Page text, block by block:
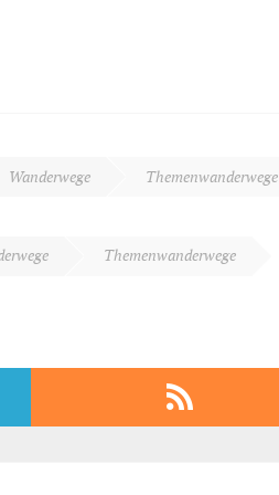
Wanderwege Themenwanderwege
Themenwanderwege